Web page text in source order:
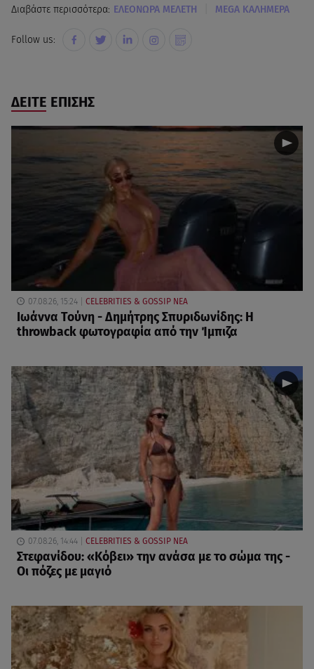
Διαβάστε περισσότερα: ΕΛΕΟΝΩΡΑ ΜΕΛΕΤΗ MEGA ΚΑΛΗΜΕΡΑ
Follow us:
ΔΕΙΤΕ ΕΠΙΣΗΣ
07.08.26, 15:24 CELEBRITIES & GOSSIP ΝΕΑ
Ιωάννα Τούνη - Δημήτρης Σπυριδωνίδης: Η
throwback φωτογραφία από την Ίμπιζα
07.08.26, 14:44 CELEBRITIES & GOSSIP ΝΕΑ
Στεφανίδου: «Κόβει» την ανάσα με το σώμα της -
Οι πόζες με μαγιό